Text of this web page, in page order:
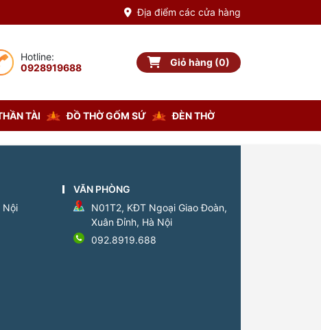
Hotline:
0928919688
Giỏ hàng
Giỏ hàng (0)
TÀI ĐỒ THỜ GỐM SỨ ĐÈN THỜ
Địa điểm các cửa hàng
Nội
VĂN PHÒNG
N01T2, KĐT Ngoại Giao Đoàn,
Xuân Đỉnh, Hà Nội
092.8919.688